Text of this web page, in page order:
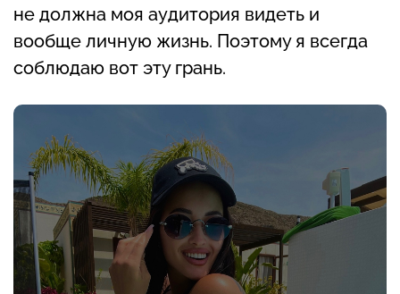
не должна моя аудитория видеть и
вообще личную жизнь. Поэтому я всегда
соблюдаю вот эту грань.